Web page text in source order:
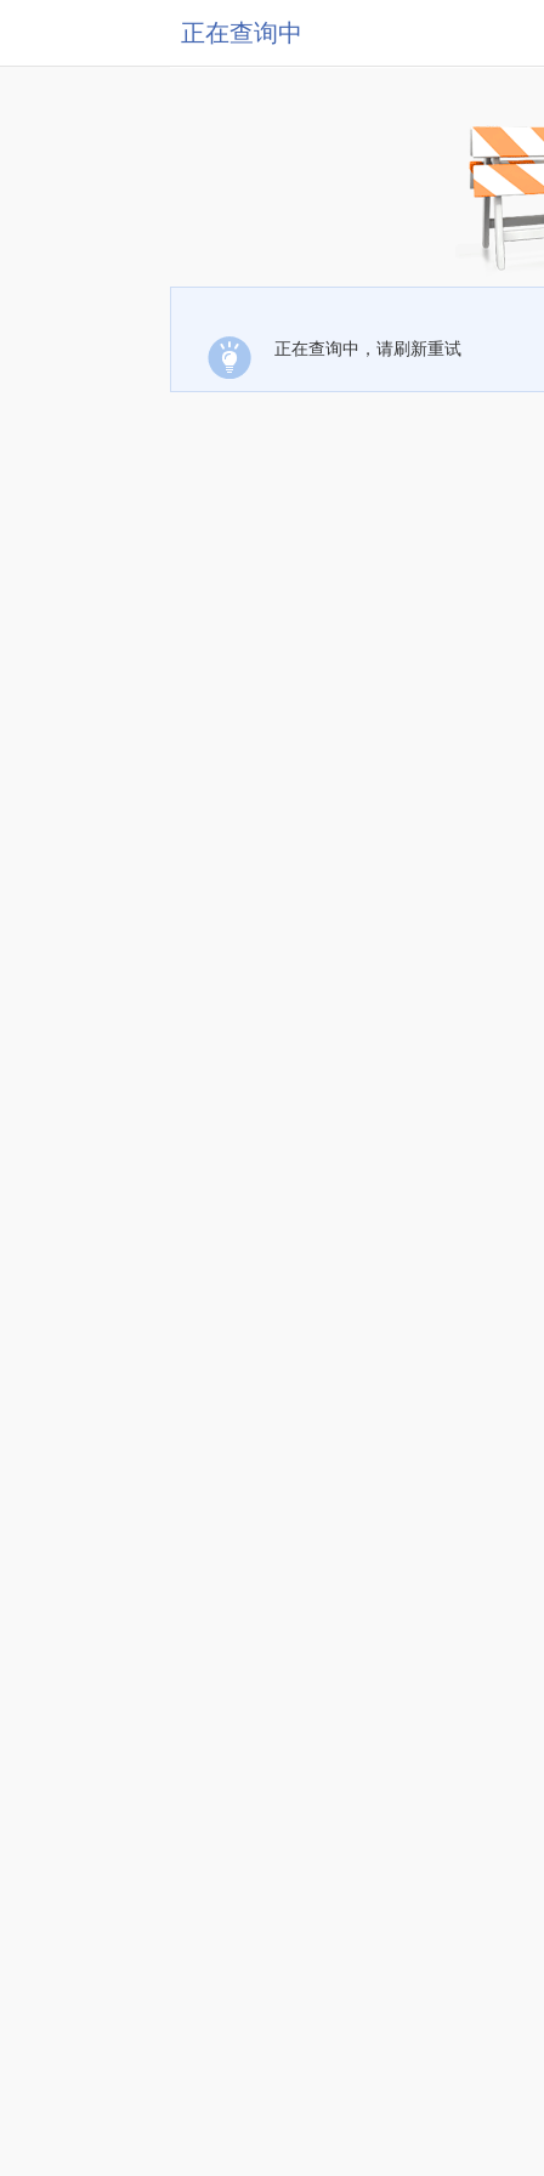
正在查询中
正在查询中，请刷新重试